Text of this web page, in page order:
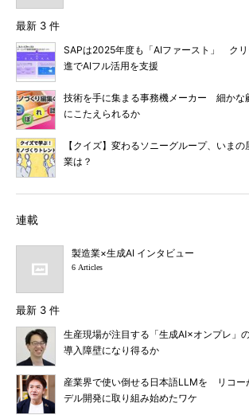
最新 3 件
SAPは2025年度も「AIファースト」 ク
進でAIフル活用を支援
技術を手に集まる事務機メーカー 細かな
にこたえられるか
【クイズ】変わるソニーグループ、いま
業は？
連載
製造業×生成AI インタビュー
6 Articles
最新 3 件
生産現場が注目する「生成AI×オンプレ
導入障壁になり得るか
産業界で使い倒せる日本語LLMを リコー
デル開発に取り組み始めたワケ